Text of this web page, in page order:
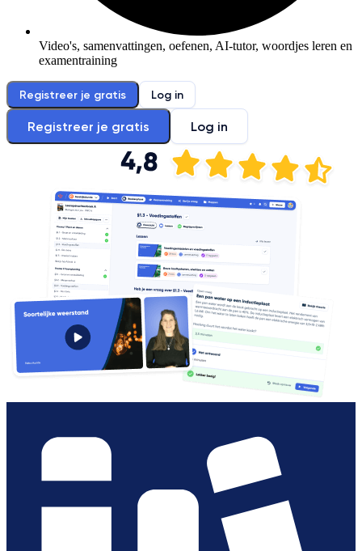
Video's, samenvattingen, oefenen, AI-tutor, woordjes leren en
examentraining
Registreer je gratis Log in
Registreer je gratis Log in